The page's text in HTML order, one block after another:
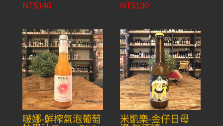
NT$140 NT$130
啵娜-鮮榨氣泡葡萄
米凱樂-金仔日母